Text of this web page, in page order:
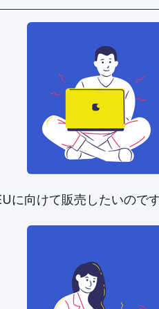
に向けて販売したいので